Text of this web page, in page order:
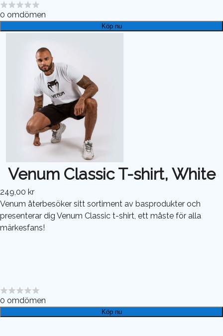
0 omdömen
Köp nu
Venum Classic T-shirt, White
249,00 kr
Venum återbesöker sitt sortiment av basprodukter och
presenterar dig Venum Classic t-shirt, ett måste för alla
märkesfans!
0 omdömen
Köp nu